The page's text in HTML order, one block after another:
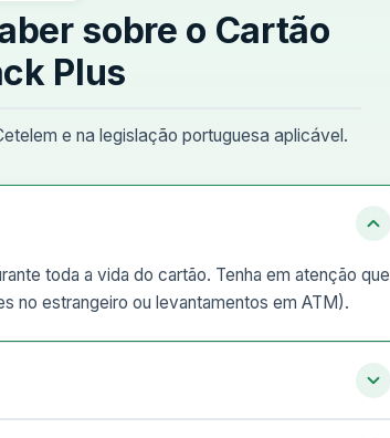
sobre o Cartão
Plus
e na legislação portuguesa aplicável.
toda a vida do cartão. Tenha em atenção que
no estrangeiro ou levantamentos em ATM).